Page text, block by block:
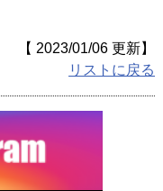
【 2023/01/06 更新】
リストに戻る